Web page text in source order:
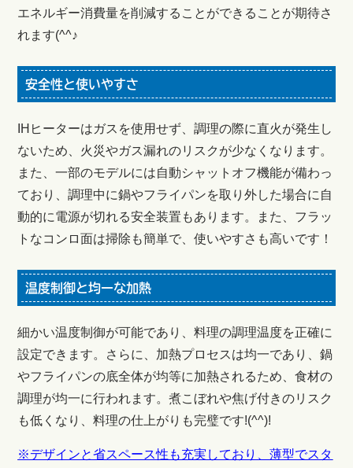
エネルギー消費量を削減することができることが期待さ
れます(^^♪
安全性と使いやすさ
IHヒーターはガスを使用せず、調理の際に直火が発生し
ないため、火災やガス漏れのリスクが少なくなります。
また、一部のモデルには自動シャットオフ機能が備わっ
ており、調理中に鍋やフライパンを取り外した場合に自
動的に電源が切れる安全装置もあります。また、フラッ
トなコンロ面は掃除も簡単で、使いやすさも高いです！
温度制御と均一な加熱
細かい温度制御が可能であり、料理の調理温度を正確に
設定できます。さらに、加熱プロセスは均一であり、鍋
やフライパンの底全体が均等に加熱されるため、食材の
調理が均一に行われます。煮こぼれや焦げ付きのリスク
も低くなり、料理の仕上がりも完璧です!(^^)!
※デザインと省スペース性も充実しており、薄型でスタ